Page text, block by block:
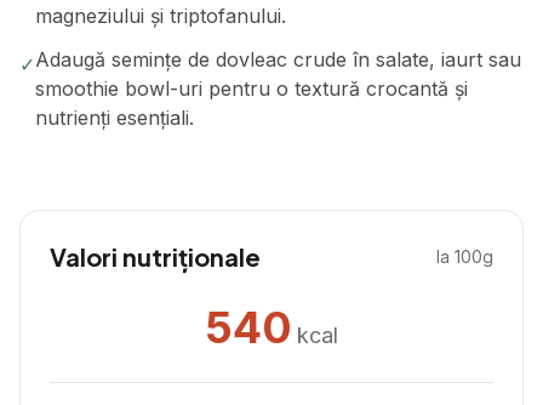
magneziului și triptofanului.
✓Adaugă semințe de dovleac crude în salate, iaurt sau
smoothie bowl-uri pentru o textură crocantă și
nutrienți esențiali.
Valori nutriționale la 100g
540 kcal